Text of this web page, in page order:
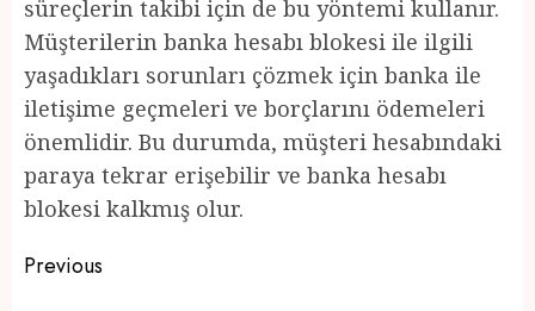
süreçlerin takibi için de bu yöntemi kullanır.
Müşterilerin banka hesabı blokesi ile ilgili
yaşadıkları sorunları çözmek için banka ile
iletişime geçmeleri ve borçlarını ödemeleri
önemlidir. Bu durumda, müşteri hesabındaki
paraya tekrar erişebilir ve banka hesabı
blokesi kalkmış olur.
Post
Previous